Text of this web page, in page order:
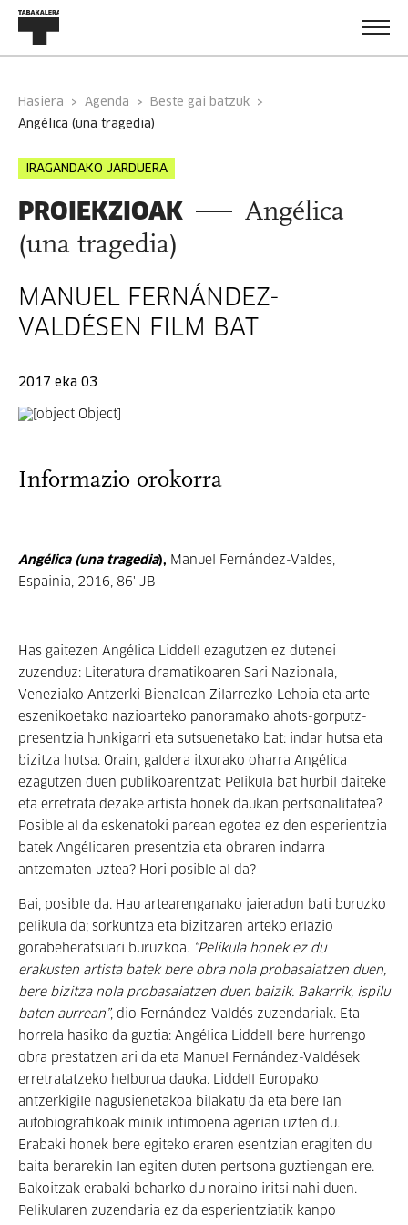
Hasiera Agenda
Beste gai batzuk
angélica (una tragedia)
IRAGANDAKO JARDUERA
PROIEKZIOAK
Angélica
(una tragedia)
MANUEL FERNÁNDEZ-
VALDÉSEN FILM BAT
2017 eka 03
Informazio orokorra
Angélica (una tragedia), Manuel Fernández-Valdes,
Espainia, 2016, 86' JB
Has gaitezen Angélica Liddell ezagutzen ez dutenei
zuzenduz: Literatura dramatikoaren Sari Nazionala,
Veneziako Antzerki Bienalean Zilarrezko Lehoia eta arte
eszenikoetako nazioarteko panoramako ahots-gorputz-
presentzia hunkigarri eta sutsuenetako bat: indar hutsa eta
bizitza hutsa. Orain, galdera itxurako oharra Angélica
ezagutzen duen publikoarentzat: Pelikula bat hurbil daiteke
eta erretrata dezake artista honek daukan pertsonalitatea?
Posible al da eskenatoki parean egotea ez den esperientzia
batek Angélicaren presentzia eta obraren indarra
antzematen uztea? Hori posible al da?
Bai, posible da. Hau artearenganako jaieradun bati buruzko
pelikula da; sorkuntza eta bizitzaren arteko erlazio
gorabeheratsuari buruzkoa. “Pelikula honek ez du
erakusten artista batek bere obra nola probasaiatzen duen,
bere bizitza nola probasaiatzen duen baizik. Bakarrik, ispilu
baten aurrean”, dio Fernández-Valdés zuzendariak. Eta
horrela hasiko da guztia: Angélica Liddell bere hurrengo
obra prestatzen ari da eta Manuel Fernández-Valdések
erretratatzeko helburua dauka. Liddell Europako
antzerkigile nagusienetakoa bilakatu da eta bere lan
autobiografikoak minik intimoena agerian uzten du.
Erabaki honek bere egiteko eraren esentzian eragiten du
baita berarekin lan egiten duten pertsona guztiengan ere.
Bakoitzak erabaki beharko du noraino iritsi nahi duen.
Pelikularen zuzendaria ez da esperientziatik kanpo